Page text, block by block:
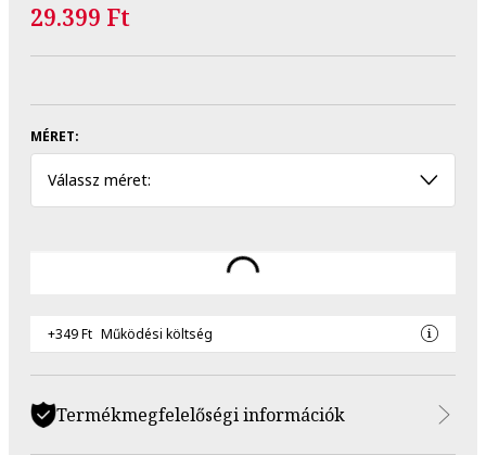
29.399 Ft
MÉRET:
Válassz méret:
+349 Ft Működési költség
Termékmegfelelőségi információk